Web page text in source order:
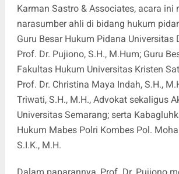
Karman Sastro & Associates, acara ini
narasumber ahli di bidang hukum
Guru Besar Hukum Pidana Universitas
Prof. Dr. Pujiono, S.H., M.Hum; Guru
Fakultas Hukum Universitas Kristen
Prof. Dr. Christina Maya Indah, S.H.,
Triwati, S.H., M.H., Advokat sekaligus
Universitas Semarang; serta
Hukum Mabes Polri Kombes Pol.
S.I.K., M.H.